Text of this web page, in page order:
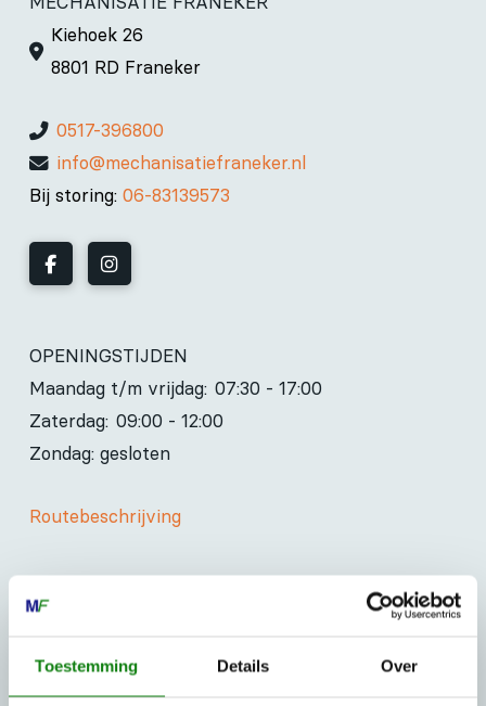
Toestemming Details Over
Kiehoek 26
8801 RD Franeker
0517-396800
info@mechanisatiefraneker.nl
Bij storing: 06-83139573
OPENINGSTIJDEN
Maandag t/m vrijdag: 07:30 - 17:00
Zaterdag: 09:00 - 12:00
Zondag: gesloten
Routebeschrijving